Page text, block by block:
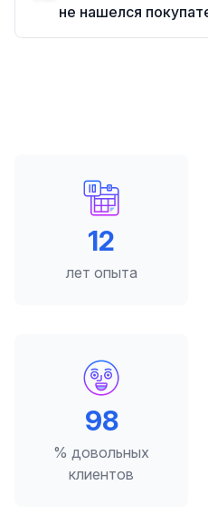
не нашелся
12
лет опыта
98
% довольных
клиентов